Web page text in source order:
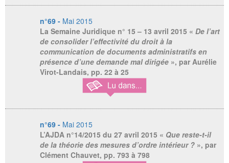
n°69 - Mai 2015
La Semaine Juridique n° 15 – 13 avril 2015 « De l’art
de consolider l’effectivité du droit à la
communication de documents administratifs en
présence d’une demande mal dirigée», par Aurélie
Virot-Landais, pp. 22 à 25
n°69 - Mai 2015
L’AJDA n°14/2015 du 27 avril 2015 « Que reste-t-il
de la théorie des mesures d’ordre intérieur ?», par
Clément Chauvet, pp. 793 à 798